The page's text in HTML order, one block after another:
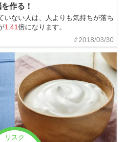
作る！
いない人は、人よりも気持ちが落ち
1.41倍になります。
2018/03/30
リスク